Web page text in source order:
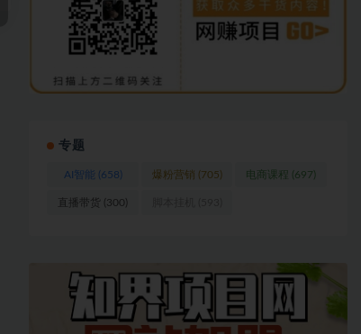
专题
AI智能 (658) 爆粉营销 (705) 电商课程 (697)
直播带货 (300)